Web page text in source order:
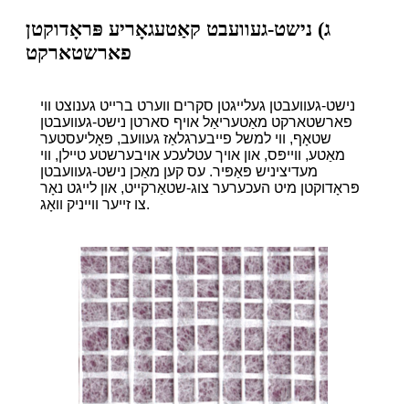
ג) נישט-געוועבט קאַטעגאָריע פּראָדוקטן
פארשטארקט
נישט-געוועבטן געלייגטן סקרים ווערט ברייט גענוצט ווי
פארשטארקט מאַטעריאַל אויף סארטן נישט-געוועבטן
שטאָף, ווי למשל פייבערגלאַז געוועב, פּאָליעסטער
מאַטע, ווייפּס, און אויך עטלעכע אויבערשטע טיילן, ווי
מעדיציניש פּאַפּיר. עס קען מאַכן נישט-געוועבטן
פּראָדוקטן מיט העכערער צוג-שטאַרקייט, און לייגט נאָר
צו זייער ווייניק וואָג.